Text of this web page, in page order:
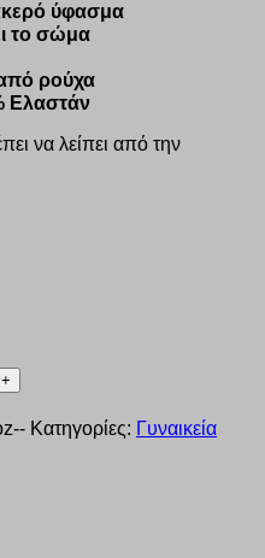
ύφασμα
το σώμα
ρούχα
Ελαστάν
να λείπει από την
Κατηγορίες: Γυναικεία